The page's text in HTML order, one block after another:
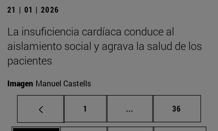
21 | 01 | 2026
La insuficiencia cardíaca conduce al
aislamiento social y agrava la salud de los
pacientes
Imagen Manuel Castells
Página
1 ... Páginas intermedias
Página
36